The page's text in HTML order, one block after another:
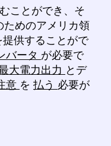
ことができ、そ
ためのアメリカ領
供することがで
バータ が必要で
大電力出力 とデ
意 を 払う 必要が